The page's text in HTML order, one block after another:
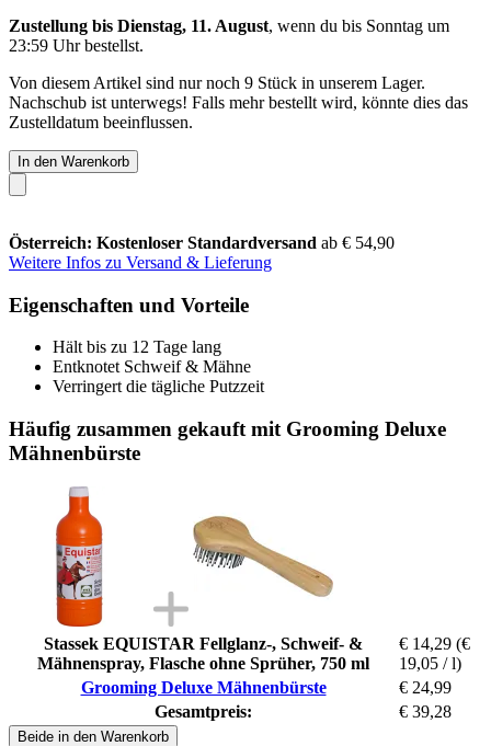
Zustellung bis Dienstag, 11. August, wenn du bis Sonntag um
23:59 Uhrbestellst.
Von diesem Artikel sind nur noch 9 Stück in unserem Lager.
Nachschub ist unterwegs! Falls mehr bestellt wird, könnte dies das
Zustelldatum beeinflussen.
In den Warenkorb
Österreich: Kostenloser Standardversand ab € 54,90
Weitere Infos zu Versand & Lieferung
Eigenschaften und Vorteile
Hält bis zu 12 Tage lang
Entknotet Schweif & Mähne
Verringert die tägliche Putzzeit
Häufig zusammen gekauft mit Grooming Deluxe
Mähnenbürste
Stassek EQUISTAR Fellglanz-, Schweif- &
Mähnenspray, Flasche ohne Sprüher, 750 ml
€ 14,29 (€
19,05 / l)
Grooming Deluxe Mähnenbürste
€ 24,99
Gesamtpreis:
€ 39,28
Beide in den Warenkorb